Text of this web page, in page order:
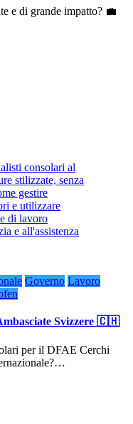
e di grande impatto? 💼
Governo Lavoro
Svizzere 🇨🇭
per il DFAE Cerchi